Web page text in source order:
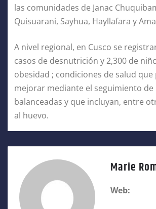
las comunidades de Janac
Quisuarani, Sayhua, Hayllafara y
A nivel regional, en Cusco se
casos de desnutrición y 2,300 de
obesidad ; condiciones de salud
mejorar mediante el seguimiento de
balanceadas y que incluyan, entre
al huevo.
Marie
Web: